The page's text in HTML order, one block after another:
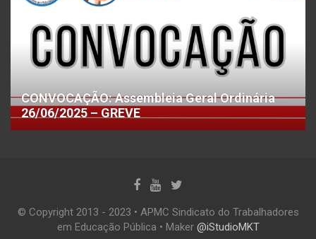
CONVOCAÇÃO: Assembleia Geral Ordinária
26/06/2025 – GREVE
© Copyright 2013 - 2023 • APMC Sindicato do Trabalhadores
em Educação Pública • Maker @iStudioMKT